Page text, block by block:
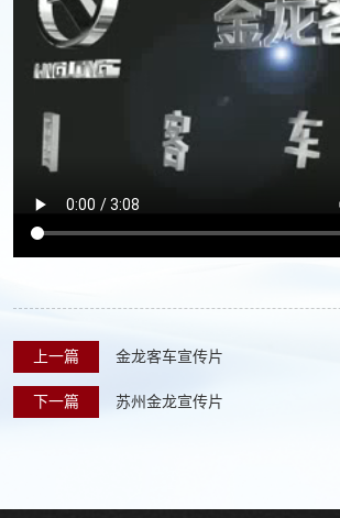
上一篇 金龙客车宣传片
下一篇 苏州金龙宣传片